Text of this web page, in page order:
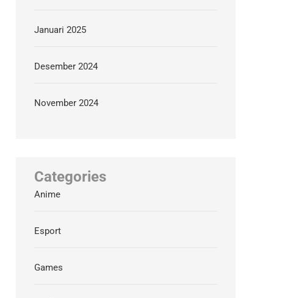
Januari 2025
Desember 2024
November 2024
Categories
Anime
Esport
Games